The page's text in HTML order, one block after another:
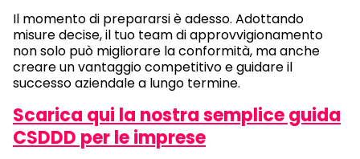
Il momento di prepararsi è adesso. Adottando
misure decise, il tuo team di approvvigionamento
non solo può migliorare la conformità, ma anche
creare un vantaggio competitivo e guidare il
successo aziendale a lungo termine.
Scarica qui la nostra semplice guida
CSDDD per le imprese